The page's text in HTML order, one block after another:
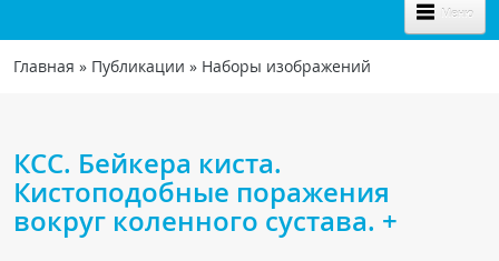
Меню
НОВОЕ НА САЙТЕ
Форум
Наш сборник ссылок
Вы здесь
Главная » Публикации » Наборы изображений
КСС. Бейкера киста.
Кистоподобные поражения
вокруг коленного сустава. +